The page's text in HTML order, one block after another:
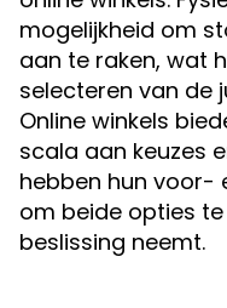
mogelijkheid om
aan te raken, wat
selecteren van de
Online winkels
scala aan keuzes
hebben hun voor-
om beide opties
beslissing neemt.